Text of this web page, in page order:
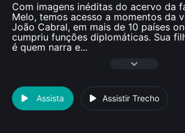
Com imagens inéditas do acervo da
Melo, temos acesso a momentos da
João Cabral, em mais de 10 países
cumpriu funções diplomáticas. Sua
é quem narra e...
Assista Assistir Trecho